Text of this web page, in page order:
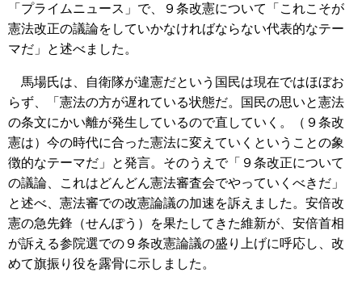
「プライムニュース」で、９条改憲について「これこそが
憲法改正の議論をしていかなければならない代表的なテー
マだ」と述べました。
馬場氏は、自衛隊が違憲だという国民は現在ではほぼお
らず、「憲法の方が遅れている状態だ。国民の思いと憲法
の条文にかい離が発生しているので直していく。（９条改
憲は）今の時代に合った憲法に変えていくということの象
徴的なテーマだ」と発言。そのうえで「９条改正について
の議論、これはどんどん憲法審査会でやっていくべきだ」
と述べ、憲法審での改憲論議の加速を訴えました。安倍改
憲の急先鋒（せんぽう）を果たしてきた維新が、安倍首相
が訴える参院選での９条改憲論議の盛り上げに呼応し、改
めて旗振り役を露骨に示しました。